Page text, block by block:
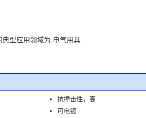
型应用领域为:电气用具
抗撞击性，高
可电镀